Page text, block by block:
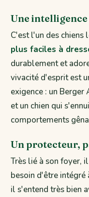
Une
C'est l'un des chiens
plus faciles à
durablement et
vivacité d'esprit est
exigence : un
et un chien qui
comportements
Un protecteur,
Très lié à son foyer, il
besoin d'être intégré
il s'entend très bien